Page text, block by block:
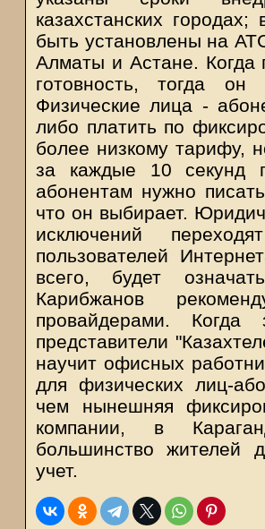
казахстанских
быть установлены на
Алматы и Астане. Когда
готовность, тогда он
Физические лица -
либо платить по
более низкому тарифу,
за каждые 10 секунд
абонентам нужно
что он выбирает.
исключений
пользователей
всего, будет
Карибжанов
провайдерами.
представители
научит офисных
для физических лиц-
чем нынешняя
компании, в
большинство жителей
учет.